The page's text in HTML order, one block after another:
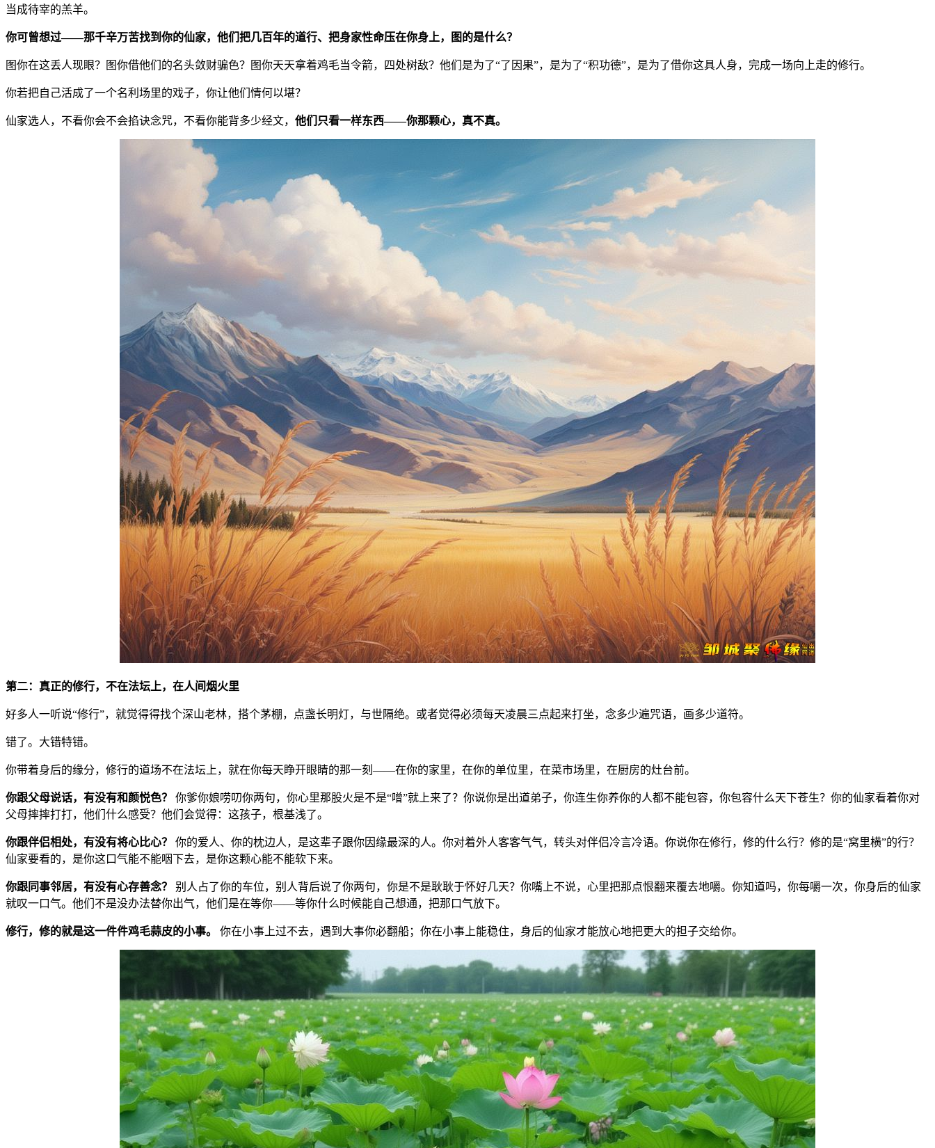
当成待宰的羔羊。
你可曾想过——那千辛万苦找到你的仙家，他们把几百年的道行、把身家性命压在你身上，图的是什么？
图你在这丢人现眼？图你借他们的名头敛财骗色？图你天天拿着鸡毛当令箭，四处树敌？他们是为了“了因果”，是为了“积功德”，是为了借你这具人身，完成一场向上走的修行。
你若把自己活成了一个名利场里的戏子，你让他们情何以堪？
仙家选人，不看你会不会掐诀念咒，不看你能背多少经文， 他们只看一样东西——你那颗心，真不真。
第二：真正的修行，不在法坛上，在人间烟火里
好多人一听说“修行”，就觉得得找个深山老林，搭个茅棚，点盏长明灯，与世隔绝。或者觉得必须每天凌晨三点起来打坐，念多少遍咒语，画多少道符。
错了。大错特错。
你带着身后的缘分，修行的道场不在法坛上，就在你每天睁开眼睛的那一刻——在你的家里，在你的单位里，在菜市场里，在厨房的灶台前。
你跟父母说话，有没有和颜悦色？
你爹你娘唠叨你两句，你心里那股火是不是“噌”就上来了？你说你是出道弟子，你连生你养你的人都不能包容，你包容什么天下苍生？你的仙家看着你对
父母摔摔打打，他们什么感受？他们会觉得：这孩子，根基浅了。
你跟伴侣相处，有没有将心比心？
你的爱人、你的枕边人，是这辈子跟你因缘最深的人。你对着外人客客气气，转头对伴侣冷言冷语。你说你在修行，修的什么行？修的是“窝里横”的行？
仙家要看的，是你这口气能不能咽下去，是你这颗心能不能软下来。
你跟同事邻居，有没有心存善念？
别人占了你的车位，别人背后说了你两句，你是不是耿耿于怀好几天？你嘴上不说，心里把那点恨翻来覆去地嚼。你知道吗，你每嚼一次，你身后的仙家
就叹一口气。他们不是没办法替你出气，他们是在等你——等你什么时候能自己想通，把那口气放下。
修行，修的就是这一件件鸡毛蒜皮的小事。 你在小事上过不去，遇到大事你必翻船；你在小事上能稳住，身后的仙家才能放心地把更大的担子交给你。